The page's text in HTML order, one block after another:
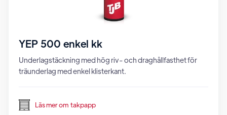
YEP 500 enkel kk
Underlagstäckning med hög riv- och draghållfasthet för
träunderlag med enkel klisterkant.
Läs mer om takpapp